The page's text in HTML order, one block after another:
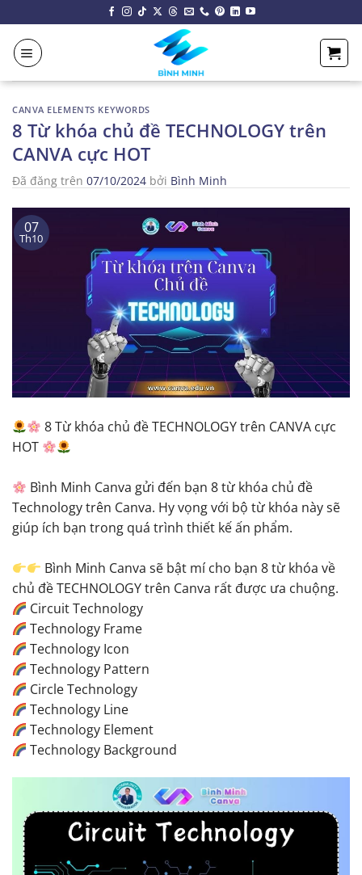
đến
nội
dung
CANVA ELEMENTS KEYWORDS
8 Từ khóa chủ đề TECHNOLOGY trên
CANVA cực HOT
Đã đăng trên 07/10/2024 bởi Bình Minh
07
Th10
8 Từ khóa chủ đề TECHNOLOGY trên CANVA cực
HOT
Bình Minh Canva gửi đến bạn 8 từ khóa chủ đề
Technology trên Canva. Hy vọng với bộ từ khóa này sẽ
giúp ích bạn trong quá trình thiết kế ấn phẩm.
Bình Minh Canva sẽ bật mí cho bạn 8 từ khóa về
chủ đề TECHNOLOGY trên Canva rất được ưa chuộng.
Circuit Technology
Technology Frame
Technology Icon
Technology Pattern
Circle Technology
Technology Line
Technology Element
Technology Background